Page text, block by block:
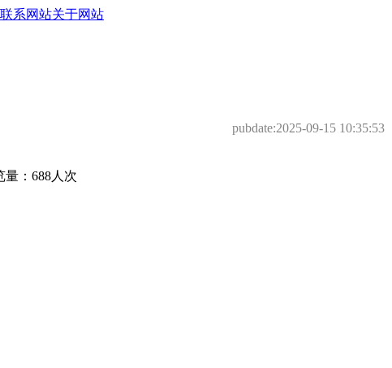
联系网站关于网站
pubdate:2025-09-15 10:35:53
：688人次